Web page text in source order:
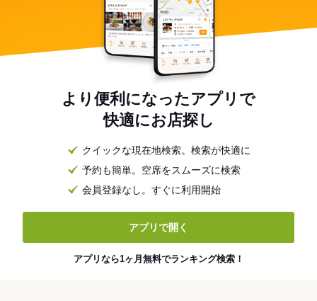
より便利になったアプリで
快適にお店探し
クイックな現在地検索。検索が快適に
予約も簡単。空席をスムーズに検索
会員登録なし。すぐに利用開始
アプリで開く
アプリなら1ヶ月無料でランキング検索！